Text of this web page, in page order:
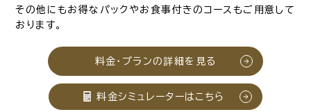
その他にもお得なパックやお食事付きのコースもご用意して
おります。
料金・プランの詳細を見る
料金シミュレーターはこちら